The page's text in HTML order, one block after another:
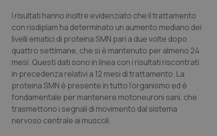
Tumori gastrointestinali
Ulcera & Reflusso
Vaccini
I risultati hanno inoltre evidenziato che il trattamento
con risdiplam ha determinato un aumento mediano dei
livelli ematici di proteina SMN pari a due volte dopo
quattro settimane, che si è mantenuto per almeno 24
mesi. Questi dati sono in linea con i risultati riscontrati
in precedenza relativi a 12 mesi di trattamento. La
proteina SMN è presente in tutto l’organismo ed è
fondamentale per mantenere motoneuroni sani, che
trasmettono i segnali di movimento dal sistema
nervoso centrale ai muscoli.